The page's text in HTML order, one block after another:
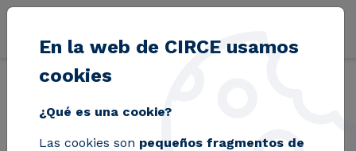
Pasar al contenido principal
Blog CIRCE-Centro Tecnológico se incorpora a CEOE
En la web de CIRCE usamos
cookies
¿Qué es una cookie?
Las cookies son pequeños fragmentos de